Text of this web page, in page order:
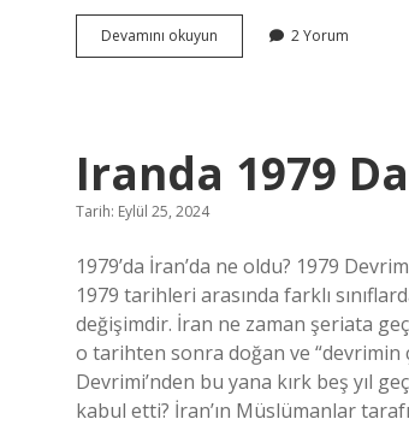
Devamını okuyun
7
2 Yorum
Iranda 1979
Tarih: Eylül 25, 2024
1979’da İran’da ne oldu? 1979
1979 tarihleri ​​arasında farklı
değişimdir. İran ne zaman şeriata
o tarihten sonra doğan ve “devrimin
Devrimi’nden bu yana kırk beş yıl
kabul etti? İran’ın Müslümanlar